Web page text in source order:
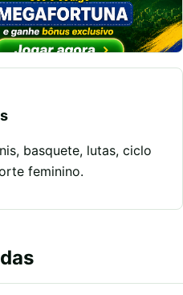
basquete, lutas, ciclo
feminino.